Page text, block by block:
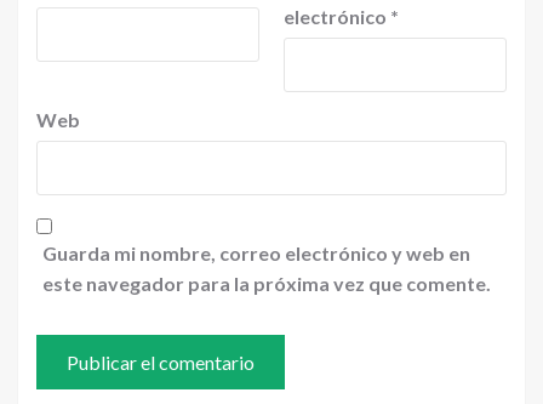
electrónico *
Web
Guarda mi nombre, correo electrónico y web en
este navegador para la próxima vez que comente.